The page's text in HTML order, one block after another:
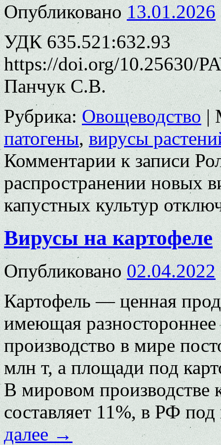
Опубликовано 13.01.2026
УДК 635.521:632.93
https://doi.org/10.25630/
Панчук С.В.
Рубрика: Овощеводство |
патогены,вирусы
Комментариик записи
распространении новых
капустных культур
Вирусы на картофеле
Опубликовано 02.04.2022
Картофель — ценная
имеющая разностороннее
производство в мире
млн т, а площади под
В мировом производстве
составляет 11%, в РФ
далее→